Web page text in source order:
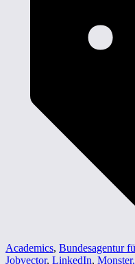
Academics, Bundesagentur
Jobvector, LinkedIn,